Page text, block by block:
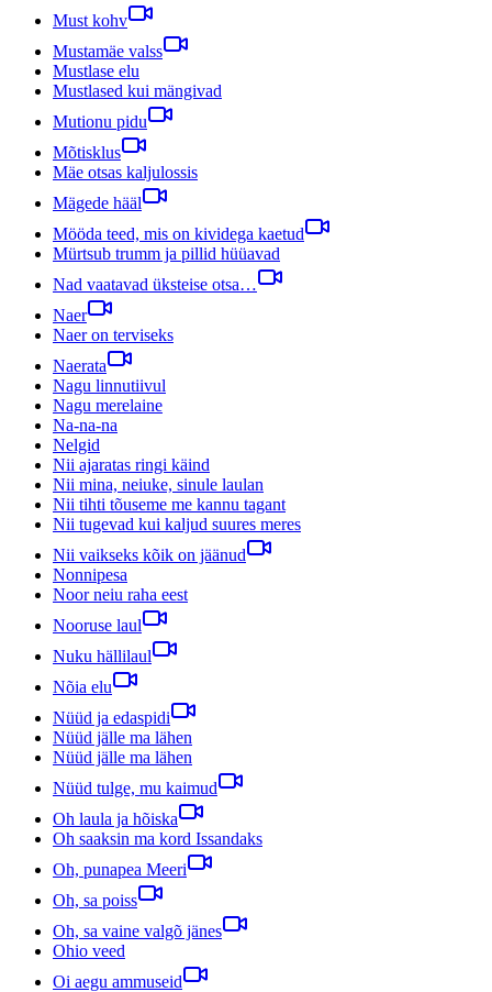
Must kohv
Mustamäe valss
Mustlase elu
Mustlased kui mängivad
Mutionu pidu
Mõtisklus
Mäe otsas kaljulossis
Mägede hääl
Mööda teed, mis on kividega kaetud
Mürtsub trumm ja pillid hüüavad
Nad vaatavad üksteise otsa…
Naer
Naer on terviseks
Naerata
Nagu linnutiivul
Nagu merelaine
Na-na-na
Nelgid
Nii ajaratas ringi käind
Nii mina, neiuke, sinule laulan
Nii tihti tõuseme me kannu tagant
Nii tugevad kui kaljud suures meres
Nii vaikseks kõik on jäänud
Nonnipesa
Noor neiu raha eest
Nooruse laul
Nuku hällilaul
Nõia elu
Nüüd ja edaspidi
Nüüd jälle ma lähen
Nüüd jälle ma lähen
Nüüd tulge, mu kaimud
Oh laula ja hõiska
Oh saaksin ma kord Issandaks
Oh, punapea Meeri
Oh, sa poiss
Oh, sa vaine valgõ jänes
Ohio veed
Oi aegu ammuseid